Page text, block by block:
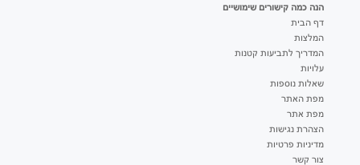
הנה כמה קישורים שימושיים
דף הבית
המלצות
המדריך לתביעות קטנות
עלויות
שאלות נוספות
מפת האתר
מפת אתר
הצהרת נגישות
מדיניות פרטיות
צור קשר